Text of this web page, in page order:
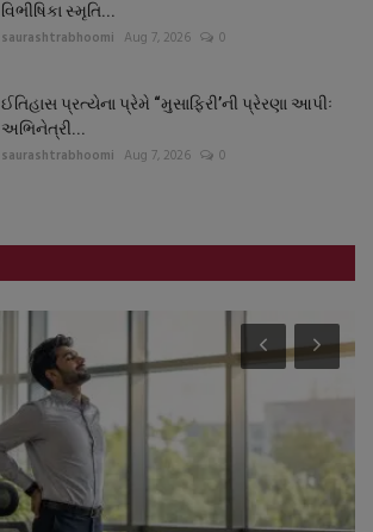
વિભીષિકા સ્મૃતિ...
saurashtrabhoomi Aug 7, 2026 0
ઈતિહાસ પ્રત્યેના પ્રેમે “મુસાફિરી’ની પ્રેરણા આપીઃ
અભિનેત્રી...
saurashtrabhoomi Aug 7, 2026 0